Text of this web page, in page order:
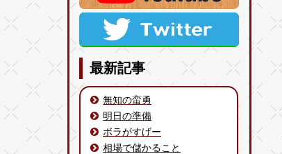
最新記事
無知の蛮勇
明日の準備
ボラがすげー
相場で儲かること